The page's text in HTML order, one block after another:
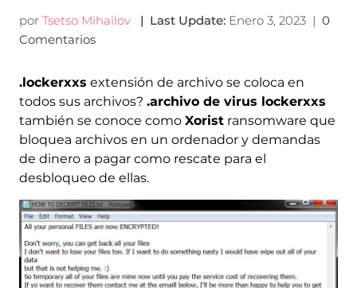
por Tsetso Mihailov | Last Update: Enero 3, 2023| 0
Comentarios
.lockerxxs extensión de archivo se coloca en
todos sus archivos? .archivo de virus lockerxxs
también se conoce como Xoristransomware que
bloquea archivos en un ordenador y demandas
de dinero a pagar como rescate para el
desbloqueo de ellas.